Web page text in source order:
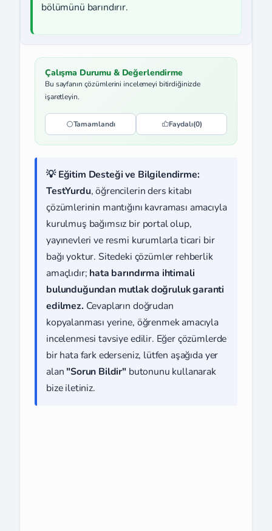
bölümünü barındırır.
Çalışma Durumu & Değerlendirme
Bu sayfanın çözümlerini incelemeyi bitirdiğinizde
işaretleyin.
Tamamlandı Faydalı(0)
💡 Eğitim Desteği ve Bilgilendirme:
TestYurdu, öğrencilerin ders kitabı
çözümlerinin mantığını kavraması amacıyla
kurulmuş bağımsız bir portal olup,
yayınevleri ve resmi kurumlarla ticari bir
bağı yoktur. Sitedeki çözümler rehberlik
amaçlıdır; hata barındırma ihtimali
bulunduğundan mutlak doğruluk garanti
edilmez. Cevapların doğrudan
kopyalanması yerine, öğrenmek amacıyla
incelenmesi tavsiye edilir. Eğer çözümlerde
bir hata fark ederseniz, lütfen aşağıda yer
alan "Sorun Bildir" butonunu kullanarak
bize iletiniz.